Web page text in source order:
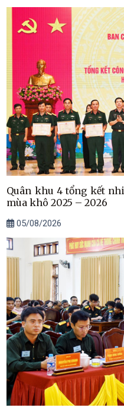
Quân khu 4 tổng kết
mùa khô 2025 – 2026
05/08/2026